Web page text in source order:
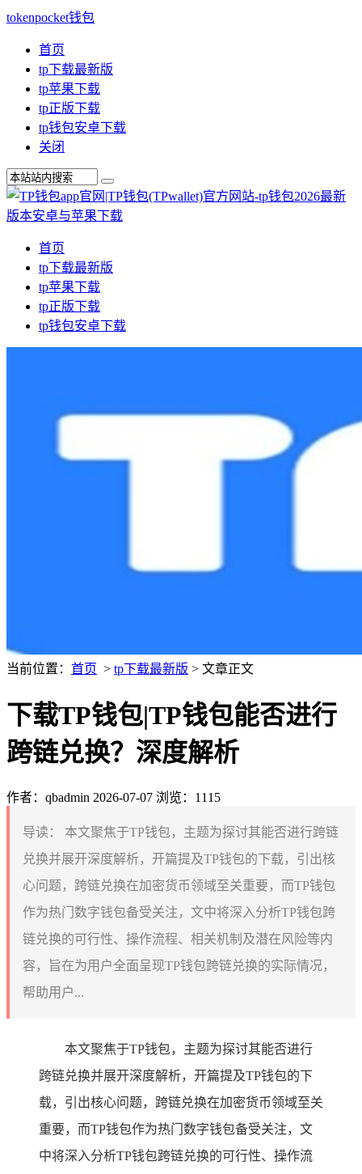
tokenpocket钱包
首页
tp下载最新版
tp苹果下载
tp正版下载
tp钱包安卓下载
关闭
首页
tp下载最新版
tp苹果下载
tp正版下载
tp钱包安卓下载
当前位置： 首页 > tp下载最新版 > 文章正文
下载TP钱包|TP钱包能否进行
跨链兑换？深度解析
作者：qbadmin 2026-07-07 浏览：1115
导读：
本文聚焦于TP钱包，主题为探讨其能否进行跨链
兑换并展开深度解析，开篇提及TP钱包的下载，引出核
心问题，跨链兑换在加密货币领域至关重要，而TP钱包
作为热门数字钱包备受关注，文中将深入分析TP钱包跨
链兑换的可行性、操作流程、相关机制及潜在风险等内
容，旨在为用户全面呈现TP钱包跨链兑换的实际情况，
帮助用户...
本文聚焦于TP钱包，主题为探讨其能否进行
跨链兑换并展开深度解析，开篇提及TP钱包的下
载，引出核心问题，跨链兑换在加密货币领域至关
重要，而TP钱包作为热门数字钱包备受关注，文
中将深入分析TP钱包跨链兑换的可行性、操作流